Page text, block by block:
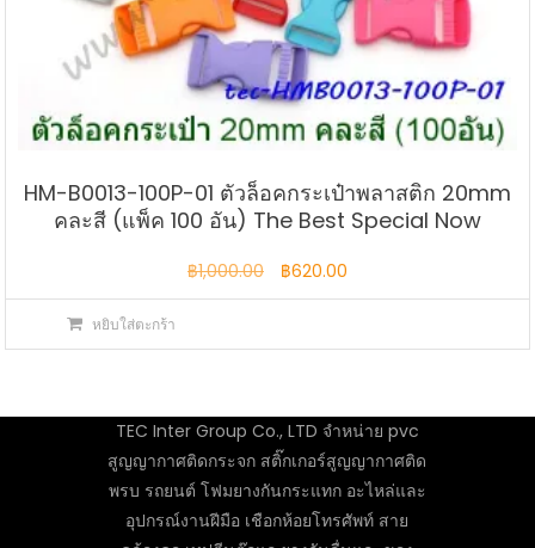
HM-B0013-100P-01 ตัวล็อคกระเป๋าพลาสติก 20mm
คละสี (แพ็ค 100 อัน) The Best Special Now
฿1,000.00
Original
price
฿620.00
price
หยิบใส่ตะกร้า
TEC Inter Group Co., LTD จำหน่าย pvc
สูญญากาศติดกระจก สติ๊กเกอร์สูญญากาศติด
พรบ รถยนต์ โฟมยางกันกระแทก อะไหล่และ
อุปกรณ์งานฝีมือ เชือกห้อยโทรศัพท์ สาย